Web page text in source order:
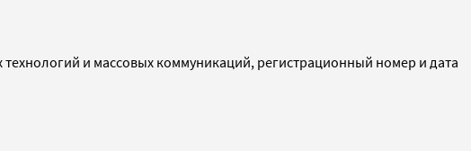
и массовых коммуникаций, регистрационный номер и дата